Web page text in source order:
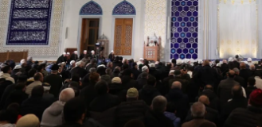
Bitlis
Bolu
Burdur
Bursa